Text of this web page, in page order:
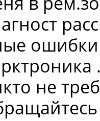
ошибки
не